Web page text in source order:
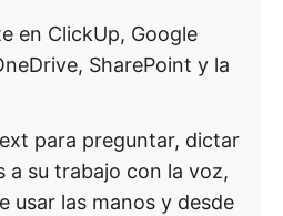
en ClickUp, Google
SharePoint y la
para preguntar, dictar
a su trabajo con la voz,
usar las manos y desde